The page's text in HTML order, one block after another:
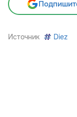
Источник Diez